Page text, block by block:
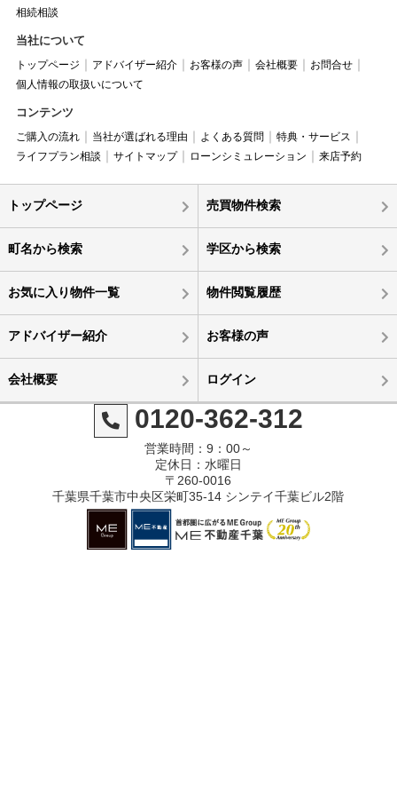
相続相談
当社について
トップページ アドバイザー紹介 お客様の声 会社概要
お問合せ
個人情報の取扱いについて
コンテンツ
ご購入の流れ 当社が選ばれる理由 よくある質問
特典・サービス
ライフプラン相談
サイトマップ ローンシミュレーション 来店予約
トップページ 売買物件検索
町名から検索 学区から検索
お気に入り物件一覧 物件閲覧履歴
アドバイザー紹介 お客様の声
会社概要 ログイン
0120-362-312
営業時間：9：00～
定休日：水曜日
〒260-0016
千葉県千葉市中央区栄町35-14 シンテイ千葉ビル2階